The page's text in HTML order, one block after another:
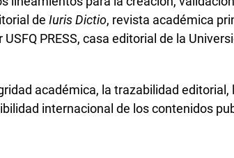
de Iuris Dictio, revista académica
PRESS, casa editorial de la
académica, la trazabilidad editorial,
internacional de los contenidos